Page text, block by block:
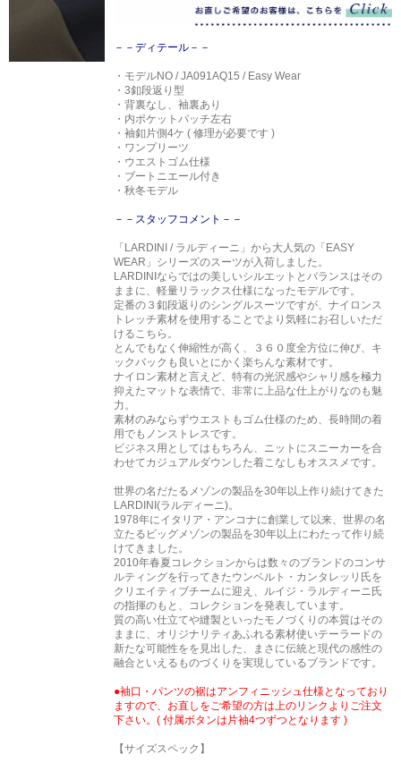
－－ディテール－－
・モデルNO / JA091AQ15 / Easy Wear
・3釦段返り型
・背裏なし、袖裏あり
・内ポケットパッチ左右
・袖釦片側4ケ ( 修理が必要です )
・ワンプリーツ
・ウエストゴム仕様
・ブートニエール付き
・秋冬モデル
－－スタッフコメント－－
「LARDINI / ラルディーニ」から大人気の「EASY
WEAR」シリーズのスーツが入荷しました。
LARDINIならではの美しいシルエットとバランスはその
ままに、軽量リラックス仕様になったモデルです。
定番の３釦段返りのシングルスーツですが、ナイロンス
トレッチ素材を使用することでより気軽にお召しいただ
けるこちら。
とんでもなく伸縮性が高く、３６０度全方位に伸び、キ
ックバックも良いとにかく楽ちんな素材です。
ナイロン素材と言えど、特有の光沢感やシャリ感を極力
抑えたマットな表情で、非常に上品な仕上がりなのも魅
力。
素材のみならずウエストもゴム仕様のため、長時間の着
用でもノンストレスです。
ビジネス用としてはもちろん、ニットにスニーカーを合
わせてカジュアルダウンした着こなしもオススメです。
世界の名だたるメゾンの製品を30年以上作り続けてきた
LARDINI(ラルディーニ)。
1978年にイタリア・アンコナに創業して以来、世界の名
立たるビッグメゾンの製品を30年以上にわたって作り続
けてきました。
2010年春夏コレクションからは数々のブランドのコンサ
ルティングを行ってきたウンベルト・カンタレッリ氏を
クリエイティブチームに迎え、ルイジ・ラルディーニ氏
の指揮のもと、コレクションを発表しています。
質の高い仕立てや縫製といったモノづくりの本質はその
ままに、オリジナリティあふれる素材使いテーラードの
新たな可能性をを見出した、まさに伝統と現代の感性の
融合といえるものづくりを実現しているブランドです。
●袖口・パンツの裾はアンフィニッシュ仕様となっており
ますので、お直しをご希望の方は上のリンクよりご注文
下さい。( 付属ボタンは片袖4つずつとなります )
【サイズスペック】